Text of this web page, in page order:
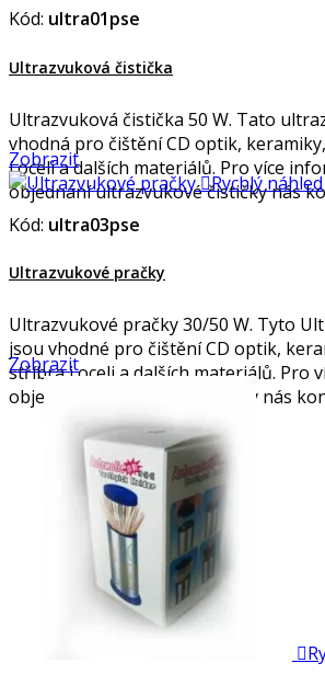
Kód: ultra01pse
Ultrazvuková čistička
Ultrazvuková čistička 50 W. Tato
vhodná pro čištění CD optik,
i oceli a dalších materiálů. Pro více
objednání ultrazvukové čističky nás
Zobrazit
Rychlý náhled
Kód: ultra03pse
Ultrazvukové pračky
Ultrazvukové pračky 30/50 W. Tyto
jsou vhodné pro čištění CD optik,
stříbra i oceli a dalších materiálů. Pro
objednání utrazvukové pračky nás
Zobrazit
